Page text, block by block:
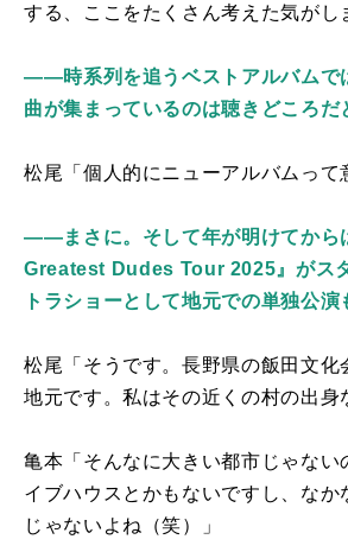
する、ここをたくさん考えた気がし
――時系列を追うベストアルバムで
曲が集まっているのは聴きどころだ
松尾「個人的にニューアルバムって
――まさに。そして年が明けてから
Greatest Dudes Tour 2025』がス
トラショーとして地元での単独公演
松尾「そうです。長野県の飯田文化
地元です。私はその近くの村の出身
亀本「そんなに大きい都市じゃない
イブハウスとかもないですし、なか
じゃないよね（笑）」